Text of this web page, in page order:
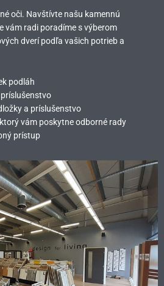
oči. Navštívte našu kamennú
vám radi poradíme s výberom
dverí podľa vašich potrieb a
podláh
a príslušenstvo
vám poskytne odborné rady
prístup